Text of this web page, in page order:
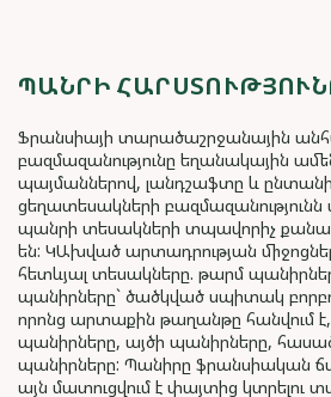
ՊԱՆՐԻ
Ֆրանսիայի տարածաշրջանային
բազմազանությունը եղանակային
պայմաններով, լանդշաֆտը և
ցեղատեսակների
պանրի տեսակների տպավորիչ
են: ԿԱխված արտադրության
հետևյալ տեսակները. թարմ
պանիրները` ծածկված սպիտակ
որոնց արտաքին թաղանթը հանվում
պանիրները, այծի պանիրները,
պանիրները: Պանիրը ֆրանսիական
այն մատուցվում է փայտից կտրելու